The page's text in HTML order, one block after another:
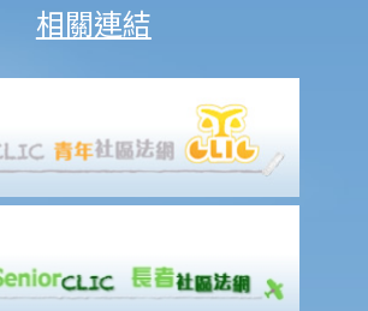
維修責任， 租客可否扣起一部份租金？
用
個月，我怎樣才可以追討欠租及收回物業？
幾個月。我可否不訴諸法庭而破門入屋、丟掉租
相關連結